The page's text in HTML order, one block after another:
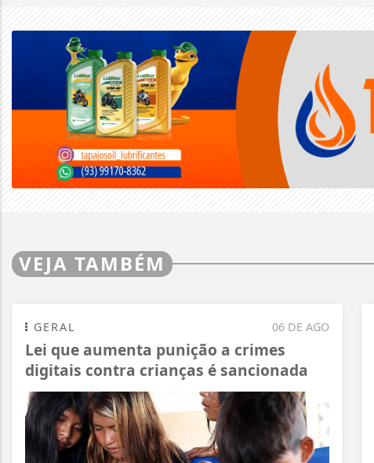
VEJA TAMBÉM
06 DE AGO
GERAL
Lei que aumenta punição a crimes
digitais contra crianças é sancionada